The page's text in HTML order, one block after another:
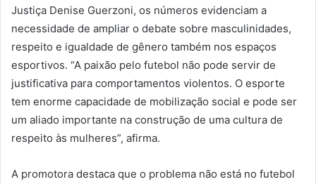
Justiça Denise Guerzoni, os números evidenciam a
necessidade de ampliar o debate sobre masculinidades,
respeito e igualdade de gênero também nos espaços
esportivos. “A paixão pelo futebol não pode servir de
justificativa para comportamentos violentos. O esporte
tem enorme capacidade de mobilização social e pode ser
um aliado importante na construção de uma cultura de
respeito às mulheres”, afirma.
A promotora destaca que o problema não está no futebol